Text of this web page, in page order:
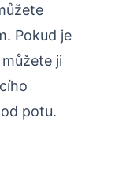
Pokud je
ji
potu.